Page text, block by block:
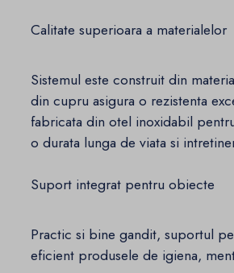
Calitate superioara a materialelor
Sistemul este construit din
din cupru asigura o rezistenta
fabricata din otel inoxidabil
o durata lunga de viata si
Suport integrat pentru obiecte
Practic si bine gandit, suportul
eficient produsele de igiena,